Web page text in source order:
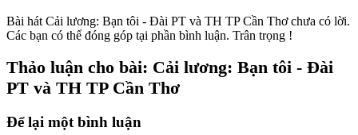
Bài hát Cải lương: Bạn tôi - Đài PT và TH TP Cần Thơ chưa có lời.
Các bạn có thể đóng góp tại phần bình luận. Trân trọng !
Thảo luận cho bài: Cải lương: Bạn tôi - Đài
PT và TH TP Cần Thơ
Để lại một bình luận